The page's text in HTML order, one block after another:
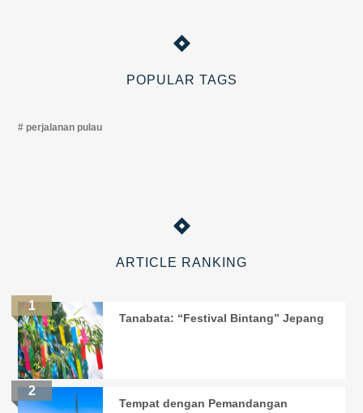
POPULAR TAGS
perjalanan pulau
ARTICLE RANKING
Tanabata: “Festival Bintang” Jepang
Tempat dengan Pemandangan